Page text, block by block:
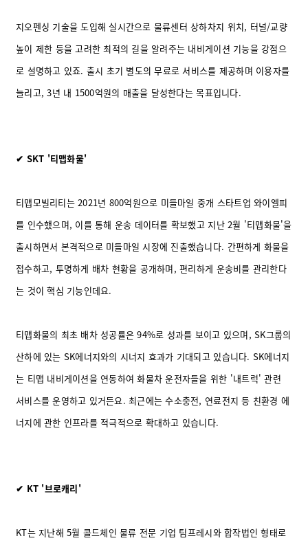
지오펜싱 기술을 도입해 실시간으로 물류센터 상하차지 위치, 터널/교량
높이 제한 등을 고려한 최적의 길을 알려주는 내비게이션 기능을 강점으
로 설명하고 있죠. 출시 초기 별도의 무료로 서비스를 제공하며 이용자를
늘리고, 3년 내 1500억원의 매출을 달성한다는 목표입니다.
✔ SKT '티맵화물'
티맵모빌리티는 2021년 800억원으로 미들마일 중개 스타트업 와이엘피
를 인수했으며, 이를 통해 운송 데이터를 확보했고 지난 2월 '티맵화물'을
출시하면서 본격적으로 미들마일 시장에 진출했습니다. 간편하게 화물을
접수하고, 투명하게 배차 현황을 공개하며, 편리하게 운송비를 관리한다
는 것이 핵심 기능인데요.
티맵화물의 최초 배차 성공률은 94%로 성과를 보이고 있으며, SK그룹의
산하에 있는 SK에너지와의 시너지 효과가 기대되고 있습니다. SK에너지
는 티맵 내비게이션을 연동하여 화물차 운전자들을 위한 '내트럭' 관련
서비스를 운영하고 있거든요. 최근에는 수소충전, 연료전지 등 친환경 에
너지에 관한 인프라를 적극적으로 확대하고 있습니다.
✔ KT '브로캐리'
KT는 지난해 5월 콜드체인 물류 전문 기업 팀프레시와 합작법인 형태로